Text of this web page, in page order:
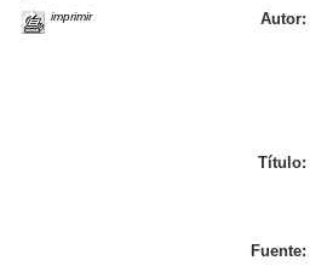
imprimir Autor:
Título:
Fuente: